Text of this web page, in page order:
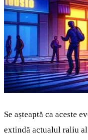
Se așteaptă ca aceste
extindă actualul raliu